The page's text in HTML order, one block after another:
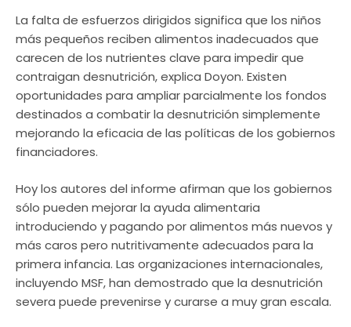
La falta de esfuerzos dirigidos significa que los niños
más pequeños reciben alimentos inadecuados que
carecen de los nutrientes clave para impedir que
contraigan desnutrición, explica Doyon. Existen
oportunidades para ampliar parcialmente los fondos
destinados a combatir la desnutrición simplemente
mejorando la eficacia de las políticas de los gobiernos
financiadores.
Hoy los autores del informe afirman que los gobiernos
sólo pueden mejorar la ayuda alimentaria
introduciendo y pagando por alimentos más nuevos y
más caros pero nutritivamente adecuados para la
primera infancia. Las organizaciones internacionales,
incluyendo MSF, han demostrado que la desnutrición
severa puede prevenirse y curarse a muy gran escala.